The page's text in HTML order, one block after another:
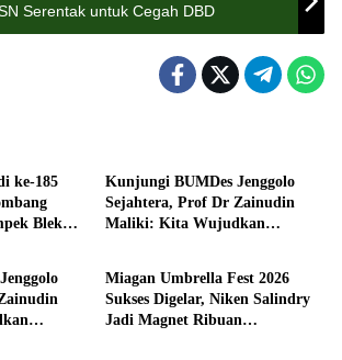
Serentak untuk Cegah DBD
ke-185
Blek
Kunjungi BUMDes Jenggolo
Sejahtera, Prof Dr Zainudin
Maliki: Kita Wujudkan
Pemerintahan
Miagan Umbrella Fest 2026
Sukses Digelar, Niken Salindry
Jadi Magnet Ribuan
Pemerintahan